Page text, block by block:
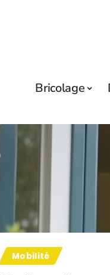
Bricolage
Mobilité